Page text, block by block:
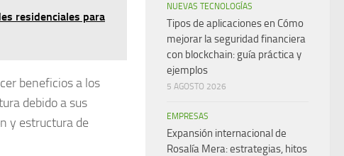
residenciales para
beneficios a los
debido a sus
y estructura de
NUEVAS TECNOLOGÍAS
Tipos de aplicaciones en Cómo
mejorar la seguridad financiera
con blockchain: guía práctica y
ejemplos
5 AGOSTO 2026
EMPRESAS
Expansión internacional de
Rosalía Mera: estrategias, hitos